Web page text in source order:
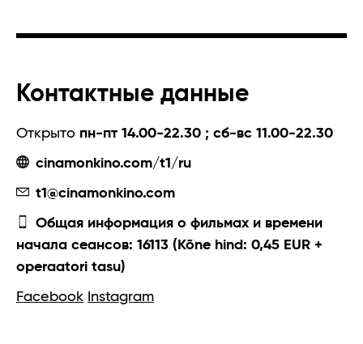
Контактные данные
Открыто пн-пт 14.00-22.30 ; сб-вс 11.00-22.30
cinamonkino.com/t1/ru
t1@cinamonkino.com
Общая информация о фильмах и времени
начала сеансов: 16113 (Kõne hind: 0,45 EUR +
operaatori tasu)
Facebook Instagram